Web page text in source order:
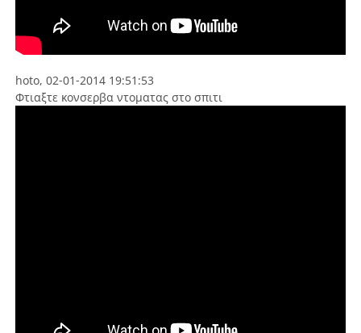
hoto, 02-01-2014 19:51:53
Φτιαξτε κονσερβα ντοματας στο σπιτι